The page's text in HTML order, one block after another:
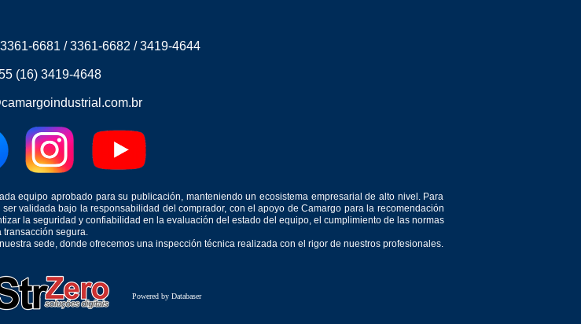
6681 /3361-6682 /3419-4644
(16) 3419-4648
equipo aprobado para su publicación, manteniendo un ecosistema empresarial de alto nivel. Para
validada bajo la responsabilidad del comprador, con el apoyo de Camargo para la recomendación
la seguridad y confiabilidad en la evaluación del estado del equipo, el cumplimiento de las normas
segura.
sede, donde ofrecemos una inspección técnica realizada con el rigor de nuestros profesionales.
Powered by Databaser